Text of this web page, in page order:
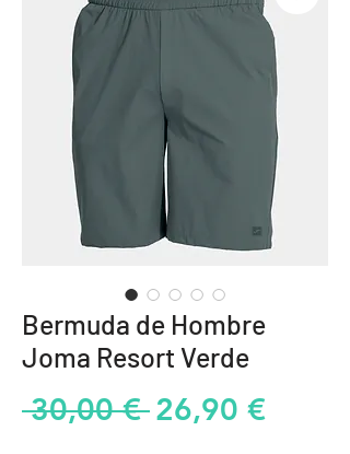
Bermuda de Hombre
Joma Resort Verde
30,00 € Precio
26,90 €Precio